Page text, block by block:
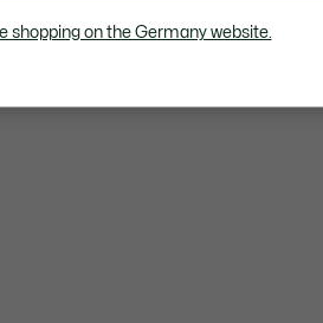
shopping on the Germany website.